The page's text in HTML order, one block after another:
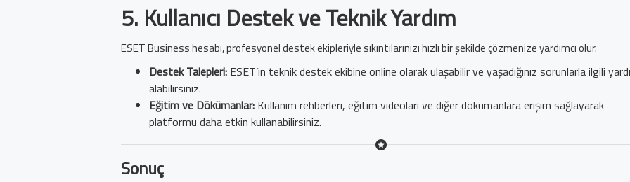
5. Kullanıcı Destek ve Teknik Yardım
ESET Business hesabı, profesyonel destek ekipleriyle sıkıntılarınızı hızlı bir şekilde çözmenize yardımcı olur.
Destek Talepleri: ESET’in teknik destek ekibine online olarak ulaşabilir ve yaşadığınız sorunlarla ilgili
alabilirsiniz.
Eğitim ve Dökümanlar: Kullanım rehberleri, eğitim videoları ve diğer dökümanlara erişim sağlayarak
platformu daha etkin kullanabilirsiniz.
Sonuç